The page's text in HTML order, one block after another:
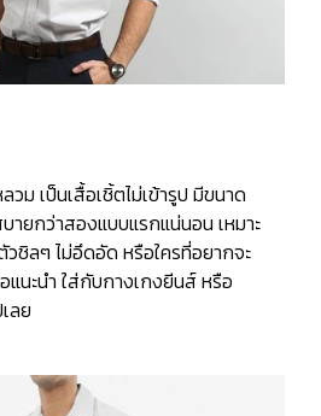
ม เป็นเสื้อเชิ้ตไม่เข้ารูป มีขนาด
ายกว่าสองแบบแรกแน่นอน เหมาะ
ชิลๆ ไม่อึดอัด หรือใครที่อยากจะ
นะนำ ใส่กับกางเกงยีนส์ หรือ
ลย